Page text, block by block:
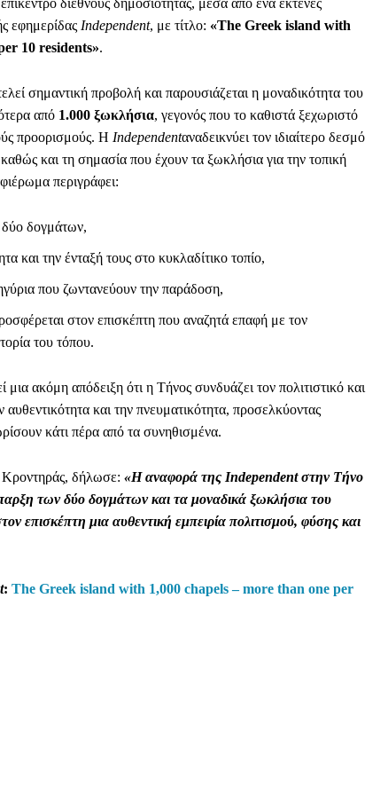
εφημερίδας Independent, με τίτλο: «The Greek island with
10 residents».
σημαντική προβολή και παρουσιάζεται η μοναδικότητα του
από 1.000 ξωκλήσια, γεγονός που το καθιστά ξεχωριστό
προορισμούς. Η Independentαναδεικνύει τον ιδιαίτερο δεσμό
και τη σημασία που έχουν τα ξωκλήσια για την τοπική
περιγράφει:
δογμάτων,
και την ένταξή τους στο κυκλαδίτικο τοπίο,
που ζωντανεύουν την παράδοση,
στον επισκέπτη που αναζητά επαφή με τον
του τόπου.
ακόμη απόδειξη ότι η Τήνος συνδυάζει τον πολιτιστικό και
και την πνευματικότητα, προσελκύοντας
κάτι πέρα από τα συνηθισμένα.
δήλωσε: «Η αναφορά της Independent στην Τήνο
των δύο δογμάτων και τα μοναδικά ξωκλήσια του
επισκέπτη μια αυθεντική εμπειρία πολιτισμού, φύσης και
: The Greek island with 1,000 chapels – more than one per